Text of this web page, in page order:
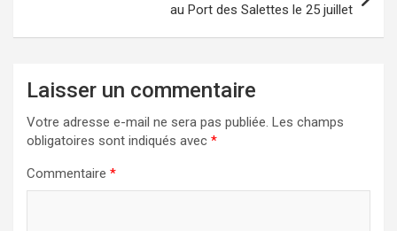
au Port des Salettes le 25 juillet
Laisser un commentaire
Votre adresse e-mail ne sera pas publiée. Les champs
obligatoires sont indiqués avec *
Commentaire *